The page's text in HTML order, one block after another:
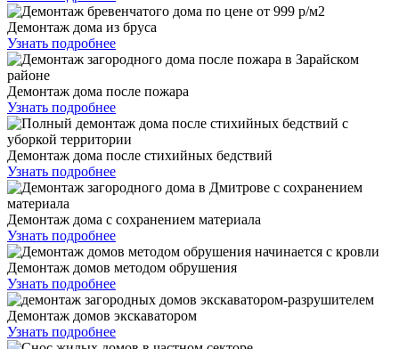
Демонтаж дома из бруса
Узнать подробнее
Демонтаж дома после пожара
Узнать подробнее
Демонтаж дома после стихийных бедствий
Узнать подробнее
Демонтаж дома с сохранением материала
Узнать подробнее
Демонтаж домов методом обрушения
Узнать подробнее
Демонтаж домов экскаватором
Узнать подробнее